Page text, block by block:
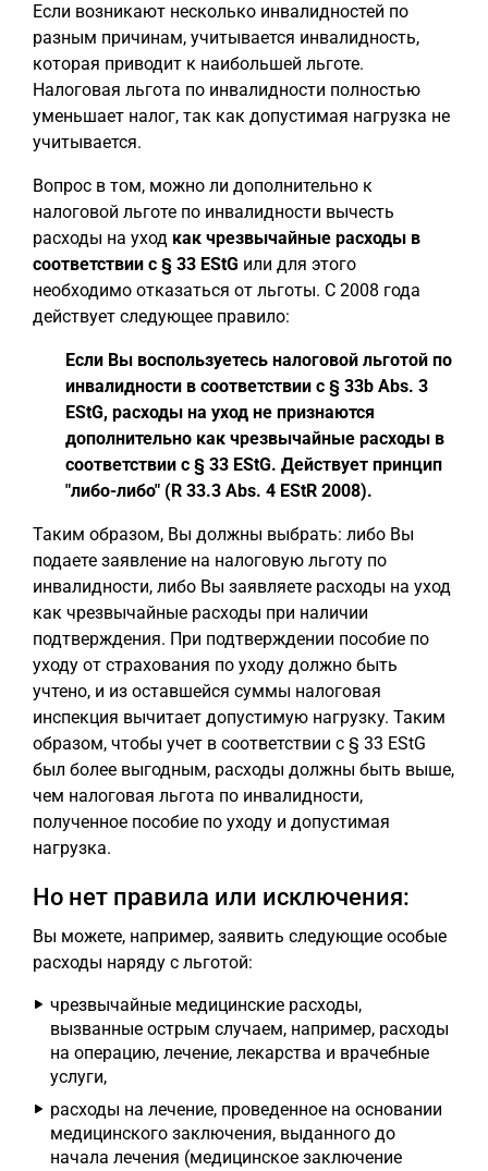
Если возникают несколько инвалидностей по
разным причинам, учитывается инвалидность,
которая приводит к наибольшей льготе.
Налоговая льгота по инвалидности полностью
уменьшает налог, так как допустимая нагрузка не
учитывается.
Вопрос в том, можно ли дополнительно к
налоговой льготе по инвалидности вычесть
расходы на уход как чрезвычайные расходы в
соответствии с § 33 EStG или для этого
необходимо отказаться от льготы. С 2008 года
действует следующее правило:
Если Вы воспользуетесь налоговой льготой по
инвалидности в соответствии с § 33b Abs. 3
EStG, расходы на уход не признаются
дополнительно как чрезвычайные расходы в
соответствии с § 33 EStG. Действует принцип
"либо-либо" (R 33.3 Abs. 4 EStR 2008).
Таким образом, Вы должны выбрать: либо Вы
подаете заявление на налоговую льготу по
инвалидности, либо Вы заявляете расходы на уход
как чрезвычайные расходы при наличии
подтверждения. При подтверждении пособие по
уходу от страхования по уходу должно быть
учтено, и из оставшейся суммы налоговая
инспекция вычитает допустимую нагрузку. Таким
образом, чтобы учет в соответствии с § 33 EStG
был более выгодным, расходы должны быть выше,
чем налоговая льгота по инвалидности,
полученное пособие по уходу и допустимая
нагрузка.
Но нет правила или исключения:
Вы можете, например, заявить следующие особые
расходы наряду с льготой:
чрезвычайные медицинские расходы,
вызванные острым случаем, например, расходы
на операцию, лечение, лекарства и врачебные
услуги,
расходы на лечение, проведенное на основании
медицинского заключения, выданного до
начала лечения (медицинское заключение